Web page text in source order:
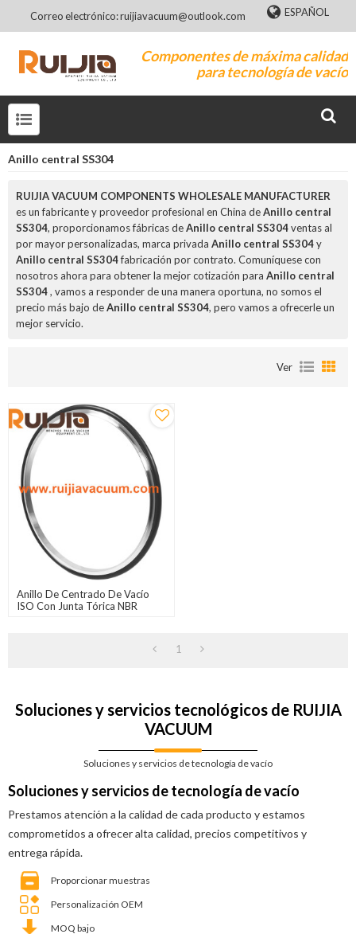
Correo electrónico: ruijiavacuum@outlook.com ESPAÑOL
Componentes de máxima calidad
para tecnología de vacío
Anillo central SS304
RUIJIA VACUUM COMPONENTS WHOLESALE MANUFACTURER
es un fabricante y proveedor profesional en China deAnillo central
SS304, proporcionamos fábricas deAnillo central SS304ventas al
por mayor personalizadas, marca privada Anillo central SS304y
Anillo central SS304fabricación por contrato. Comuníquese con
nosotros ahora para obtener la mejor cotización para Anillo central
SS304, vamos a responder de una manera oportuna, no somos el
precio más bajo deAnillo central SS304, pero vamos a ofrecerle un
mejor servicio.
Ver
Anillo De Centrado De Vacío
ISO Con Junta Tórica NBR
1
Soluciones y servicios tecnológicos de RUIJIA
VACUUM
Soluciones y servicios de tecnología de vacío
Soluciones y servicios de tecnología de vacío
Prestamos atención a la calidad de cada producto y estamos
comprometidos a ofrecer alta calidad, precios competitivos y
entrega rápida.
Proporcionar muestras
Personalización OEM
MOQ bajo